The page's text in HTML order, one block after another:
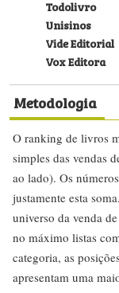
Todolivro
Unisinos
Vide Editorial
Vox Editora
Metodologia
O ranking de livros
simples das vendas
ao lado). Os
justamente esta
universo da venda
no máximo listas
categoria, as
apresentam uma